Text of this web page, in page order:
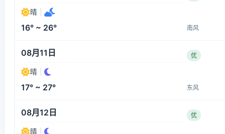
晴
16° ~ 26° 南风
08月11日 优
晴
17° ~ 27° 东风
08月12日 优
晴